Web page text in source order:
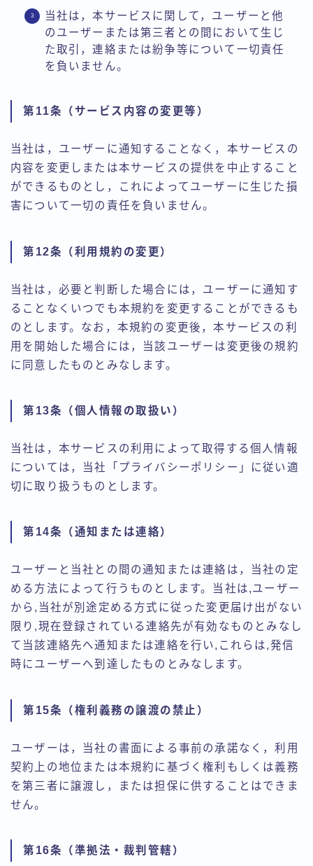
当社は，本サービスに関して，ユーザーと他
のユーザーまたは第三者との間において生じ
た取引，連絡または紛争等について一切責任
を負いません。
第11条（サービス内容の変更等）
当社は，ユーザーに通知することなく，本サービスの
内容を変更しまたは本サービスの提供を中止すること
ができるものとし，これによってユーザーに生じた損
害について一切の責任を負いません。
第12条（利用規約の変更）
当社は，必要と判断した場合には，ユーザーに通知す
ることなくいつでも本規約を変更することができるも
のとします。なお，本規約の変更後，本サービスの利
用を開始した場合には，当該ユーザーは変更後の規約
に同意したものとみなします。
第13条（個人情報の取扱い）
当社は，本サービスの利用によって取得する個人情報
については，当社「プライバシーポリシー」に従い適
切に取り扱うものとします。
第14条（通知または連絡）
ユーザーと当社との間の通知または連絡は，当社の定
める方法によって行うものとします。当社は,ユーザー
から,当社が別途定める方式に従った変更届け出がない
限り,現在登録されている連絡先が有効なものとみなし
て当該連絡先へ通知または連絡を行い,これらは,発信
時にユーザーへ到達したものとみなします。
第15条（権利義務の譲渡の禁止）
ユーザーは，当社の書面による事前の承諾なく，利用
契約上の地位または本規約に基づく権利もしくは義務
を第三者に譲渡し，または担保に供することはできま
せん。
第16条（準拠法・裁判管轄）